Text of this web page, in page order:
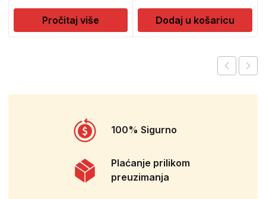
Pročitaj više Dodaj u košaricu
100% Sigurno
Plaćanje prilikom
preuzimanja